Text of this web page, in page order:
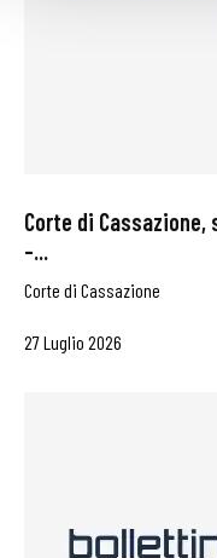
Corte di Cassazione,
–...
Corte di Cassazione
27 Luglio 2026